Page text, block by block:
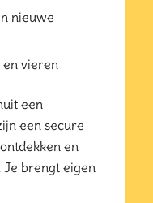
nieuwe
en vieren
een
een secure
en
Je brengt eigen